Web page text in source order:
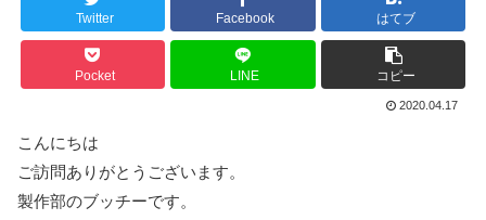
Twitter Facebook はてブ
Pocket LINE コピー
2020.04.17
こんにちは
ご訪問ありがとうございます。
製作部のブッチーです。